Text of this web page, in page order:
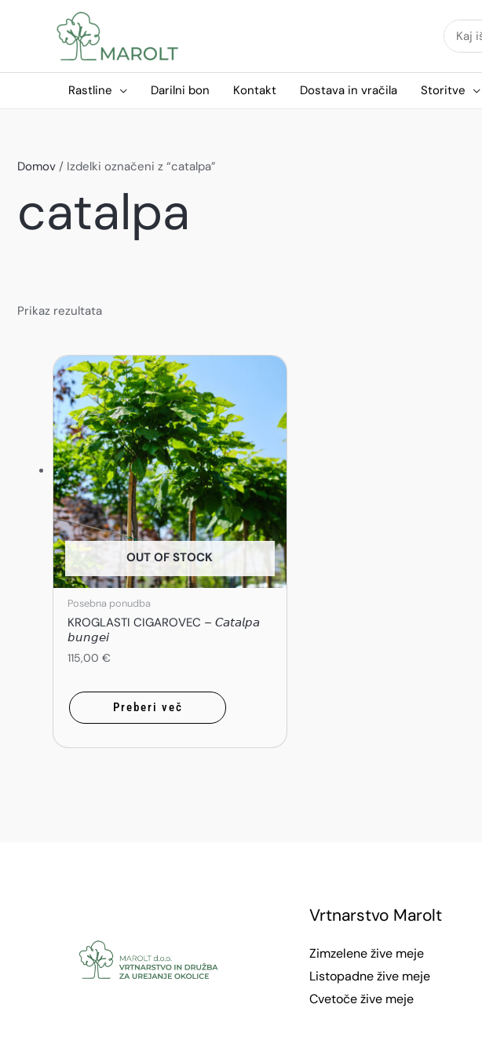
Search
for:
Rastline Darilni bon Kontakt Dostava in vračila Storitve
Domov / Izdelki označeni z “catalpa”
catalpa
Prikaz rezultata
OUT OF STOCK
Posebna ponudba
KROGLASTI CIGAROVEC – 𝘊𝘢𝘵𝘢𝘭𝘱𝘢
𝘣𝘶𝘯𝘨𝘦𝘪
115,00 €
Preberi več
Vrtnarstvo Marolt
Zimzelene žive meje
Listopadne žive meje
Cvetoče žive meje